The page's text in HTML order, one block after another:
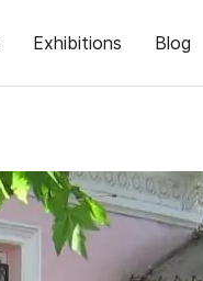
Exhibitions Blog